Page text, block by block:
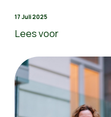
17 Juli 2025
Lees voor